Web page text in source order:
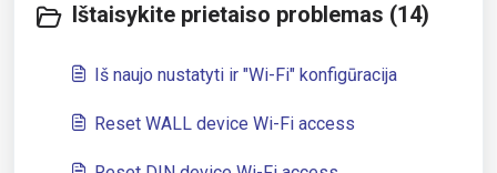
Ištaisykite prietaiso problemas (14)
Iš naujo nustatyti ir "Wi-Fi" konfigūracija
Reset WALL device Wi-Fi access